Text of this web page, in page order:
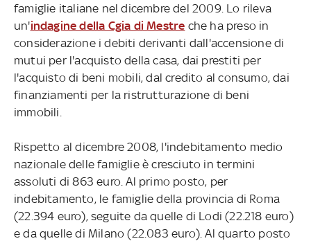
famiglie italiane nel dicembre del 2009. Lo rileva
un'indagine della Cgia di Mestre che ha preso in
considerazione i debiti derivanti dall'accensione di
mutui per l'acquisto della casa, dai prestiti per
l'acquisto di beni mobili, dal credito al consumo, dai
finanziamenti per la ristrutturazione di beni
immobili.
Rispetto al dicembre 2008, l'indebitamento medio
nazionale delle famiglie è cresciuto in termini
assoluti di 863 euro. Al primo posto, per
indebitamento, le famiglie della provincia di Roma
(22.394 euro), seguite da quelle di Lodi (22.218 euro)
e da quelle di Milano (22.083 euro). Al quarto posto